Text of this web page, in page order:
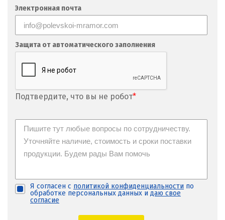
Х
Хабаровск
Ханты-Мансийск
Химки
Чебаркуль
Челябинск
Чехов
Чита
Электронная почта
Защита от автоматического заполнения
Подтвердите, что вы не робот*
Я согласен с политикой конфиденциальности по
обработке персональных данных и даю свое
согласие